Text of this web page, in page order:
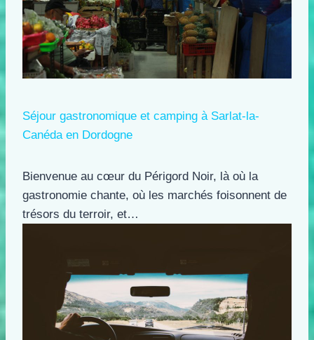
Séjour gastronomique et camping à Sarlat-la-
Canéda en Dordogne
Bienvenue au cœur du Périgord Noir, là où la
gastronomie chante, où les marchés foisonnent de
trésors du terroir, et…